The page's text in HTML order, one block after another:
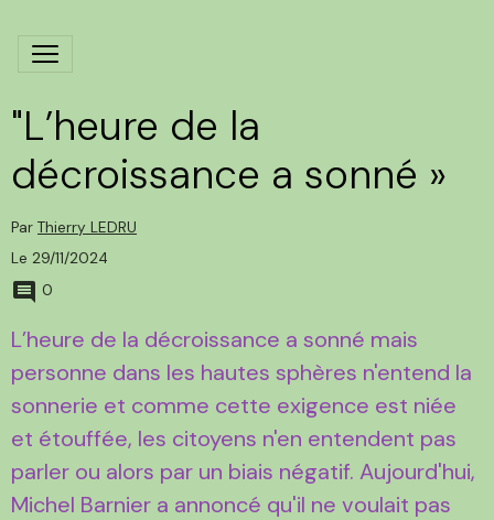
"L’heure de la
décroissance a sonné »
Par Thierry LEDRU
Le 29/11/2024
0
L’heure de la décroissance a sonné mais
personne dans les hautes sphères n'entend la
sonnerie et comme cette exigence est niée
et étouffée, les citoyens n'en entendent pas
parler ou alors par un biais négatif. Aujourd'hui,
Michel Barnier a annoncé qu'il ne voulait pas